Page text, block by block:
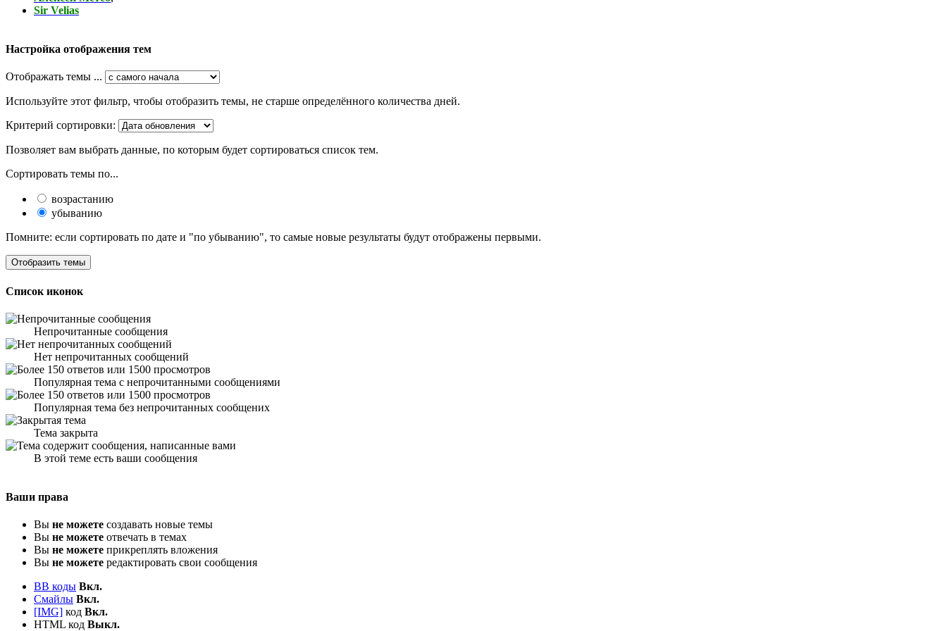
Sir Velias
Настройка отображения тем
Отображать темы ...
Используйте этот фильтр, чтобы отобразить темы, не старше определённого количества дней.
Критерий сортировки:
Позволяет вам выбрать данные, по которым будет сортироваться список тем.
Сортировать темы по...
возрастанию
убыванию
Помните: если сортировать по дате и "по убыванию", то самые новые результаты будут отображены первыми.
Список иконок
Непрочитанные сообщения
Нет непрочитанных сообщений
Популярная тема с непрочитанными сообщениями
Популярная тема без непрочитанных сообщених
Тема закрыта
В этой теме есть ваши сообщения
Ваши права
Вы не можете создавать новые темы
Вы не можете отвечать в темах
Вы не можете прикреплять вложения
Вы не можете редактировать свои сообщения
BB коды Вкл.
Смайлы Вкл.
[IMG] код Вкл.
HTML код Выкл.